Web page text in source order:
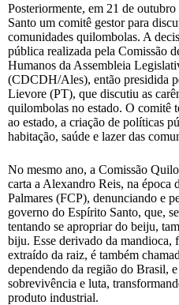
Posteriormente, em 21 de
Santo um comitê gestor para
comunidades quilombolas. A
pública realizada pela Comissão
Humanos da Assembleia
(CDCDH/Ales), então presidida
Lievore (PT), que discutiu as
quilombolas no estado. O comitê
ao estado, a criação de políticas
habitação, saúde e lazer das
No mesmo ano, a Comissão
carta a Alexandro Reis, na época
Palmares (FCP), denunciando e
governo do Espírito Santo, que,
tentando se apropriar do beiju,
biju. Esse derivado da mandioca,
extraído da raiz, é também
dependendo da região do Brasil,
sobrevivência e luta,
produto industrial.